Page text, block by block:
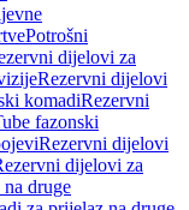
Potrošni
dijelovi za
Rezervni dijelovi
komadiRezervni
fazonski
Rezervni dijelovi
dijelovi za
druge